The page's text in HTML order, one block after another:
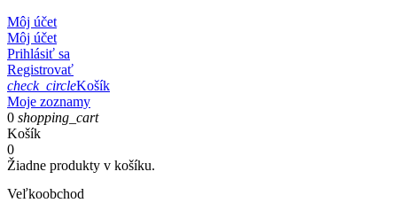
Môj účet
Môj účet
Prihlásiť sa
Registrovať
check_circleKošík
Moje zoznamy
0 shopping_cart
Košík
0
Žiadne produkty v košíku.
Veľkoobchod